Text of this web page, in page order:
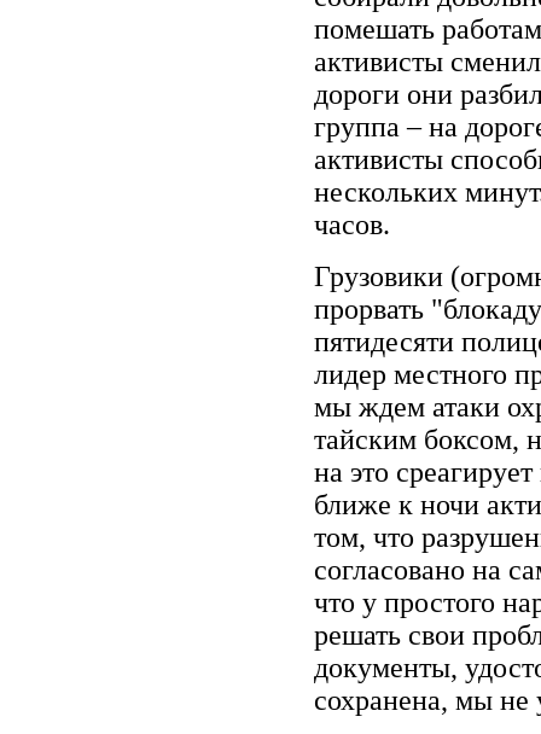
помешать
активисты
дороги они
группа – на
активисты
нескольких
часов.
Грузовики
прорвать
пятидесяти
лидер местного
мы ждем атаки
тайским боксом,
на это
ближе к ночи
том, что
согласовано на
что у простого
решать свои
документы,
сохранена, мы не